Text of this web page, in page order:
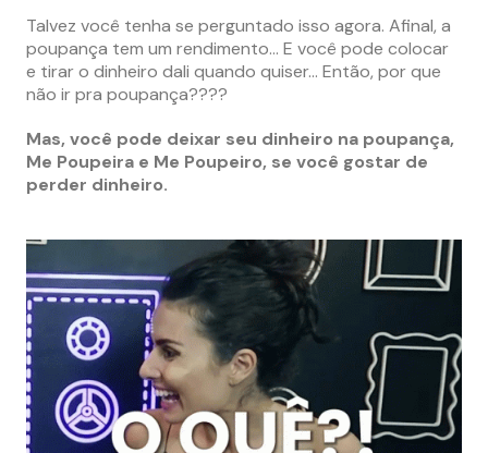
Talvez você tenha se perguntado isso agora. Afinal, a
poupança tem um rendimento… E você pode colocar
e tirar o dinheiro dali quando quiser… Então, por que
não ir pra poupança????
Mas, você pode deixar seu dinheiro na poupança,
Me Poupeira e Me Poupeiro, se você gostar de
perder dinheiro.